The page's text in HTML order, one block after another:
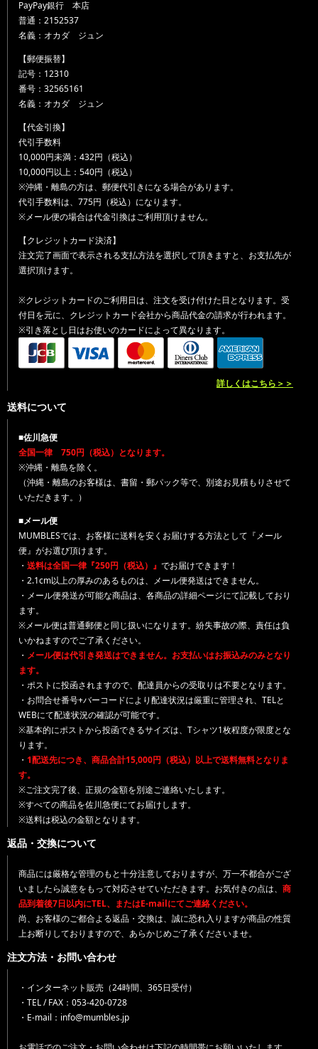
PayPay銀行 本店
普通：2152537
名義：オカダ ジュン
【郵便振替】
記号：12310
番号：32565161
名義：オカダ ジュン
【代金引換】
代引手数料
10,000円未満：432円（税込）
10,000円以上：540円（税込）
※沖縄・離島の方は、郵便代引きになる場合があります。
代引手数料は、775円（税込）になります。
※メール便の場合は代金引換はご利用頂けません。
【クレジットカード決済】
注文完了画面で表示される支払方法を選択して頂きますと、お支払先が
選択頂けます。
※クレジットカードのご利用日は、注文を受け付けた日となります。受
付日を元に、クレジットカード会社から商品代金の請求が行われます。
※引き落とし日はお使いのカードによって異なります。
詳しくはこちら＞＞
送料について
■佐川急便
全国一律 750円（税込）となります。
※沖縄・離島を除く。
（沖縄・離島のお客様は、書留・郵パック等で、別途お見積もりさせて
いただきます。）
■メール便
MUMBLESでは、お客様に送料を安くお届けする方法として『メール
便』がお選び頂けます。
・ 送料は全国一律『250円（税込）』 でお届けできます！
・2.1cm以上の厚みのあるものは、メール便発送はできません。
・メール便発送が可能な商品は、各商品の詳細ページにて記載しており
ます。
※メール便は普通郵便と同じ扱いになります。紛失事故の際、責任は負
いかねますのでご了承ください。
・ メール便は代引き発送はできません。お支払いはお振込みのみとなり
ます。
・ポストに投函されますので、配達員からの受取りは不要となります。
・お問合せ番号+バーコードにより配達状況は厳重に管理され、TELと
WEBにて配達状況の確認が可能です。
※基本的にポストから投函できるサイズは、Tシャツ1枚程度が限度とな
ります。
・ 1配送先につき、商品合計15,000円（税込）以上で送料無料となりま
す。
※ご注文完了後、正規の金額を別途ご連絡いたします。
※すべての商品を佐川急便にてお届けします。
※送料は税込の金額となります。
返品・交換について
商品には厳格な管理のもと十分注意しておりますが、万一不都合がござ
いましたら誠意をもって対応させていただきます。お気付きの点は、 商
品到着後7日以内にTEL、またはE-mailにてご連絡ください。
尚、お客様のご都合よる返品・交換は、誠に恐れ入りますが商品の性質
上お断りしておりますので、あらかじめご了承くださいませ。
注文方法・お問い合わせ
・インターネット販売（24時間、365日受付）
・TEL / FAX：053-420-0728
・E-mail：info@mumbles.jp